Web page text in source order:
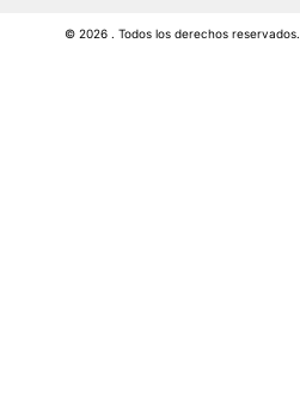
© 2026 . Todos los derechos reservados.